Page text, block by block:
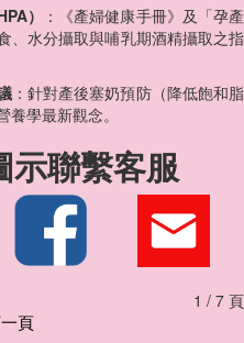
）
：《產婦健康手冊》及「孕產
、水分攝取與哺乳期酒精攝取之指
：針對產後塞奶預防（降低飽和脂
學最新觀念。
示聯繫客服
1 / 7 頁
頁